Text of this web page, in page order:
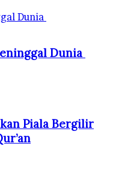
Dunia
Dunia
Piala Bergilir